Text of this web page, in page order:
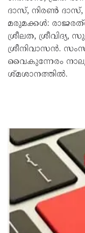
ദാസ്, നിരൺ
മരുമക്കൾ:
ശ്രീലത,
ശ്രീനിവാസൻ.
വൈകുന്നേരം
ശ്മശാനത്തിൽ.